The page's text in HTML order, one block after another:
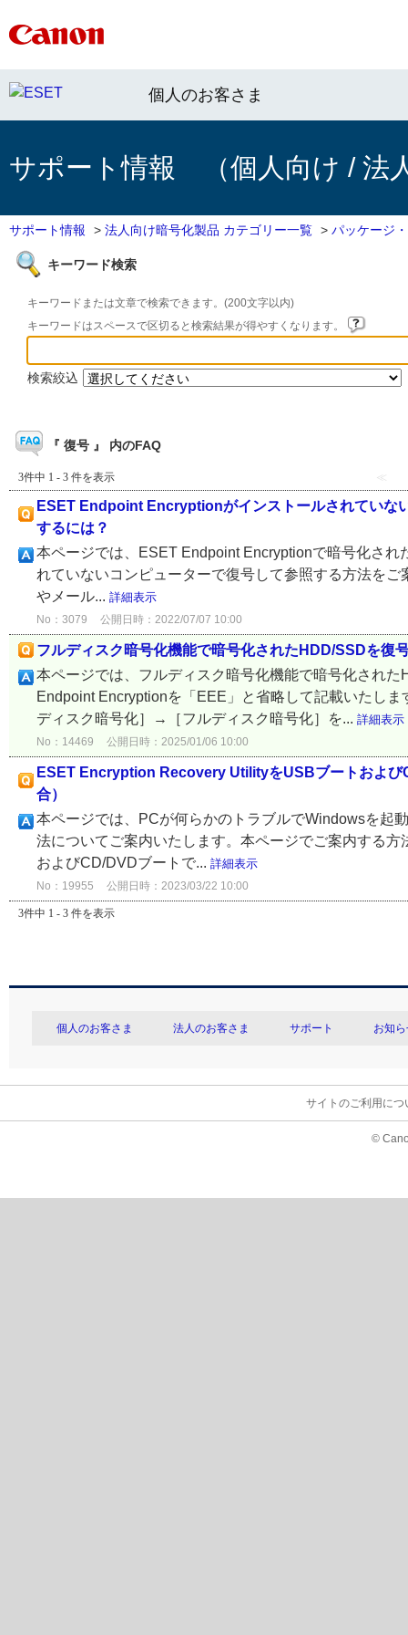
個人のお客さま
サポート情報 （個人向け / 法
サポート情報 > 法人向け暗号化製品 カテゴリー一覧 > パッケージ
キーワード検索
キーワードまたは文章で検索できます。(200文字以内)
キーワードはスペースで区切ると検索結果が得やすくなります。
検索絞込
『 復号 』 内のFAQ
3件中 1 - 3 件を表示 ≪
ESET Endpoint Encryptionがインストールされていな
するには？
本ページでは、ESET Endpoint Encryptionで暗号化さ
れていないコンピューターで復号して参照する方法を
やメール... 詳細表示
No：3079 公開日時：2022/07/07 10:00
フルディスク暗号化機能で暗号化されたHDD/SSDを復
本ページでは、フルディスク暗号化機能で暗号化され
Endpoint Encryptionを「EEE」と省略して記載いたし
ディスク暗号化］→［フルディスク暗号化］を... 詳細表示
No：14469 公開日時：2025/01/06 10:00
ESET Encryption Recovery UtilityをUSBブートおよび
合）
本ページでは、PCが何らかのトラブルでWindowsを起
法についてご案内いたします。本ページでご案内する
およびCD/DVDブートで... 詳細表示
No：19955 公開日時：2023/03/22 10:00
3件中 1 - 3 件を表示
個人のお客さま 法人のお客さま サポート お知
サイトのご利用につ
©